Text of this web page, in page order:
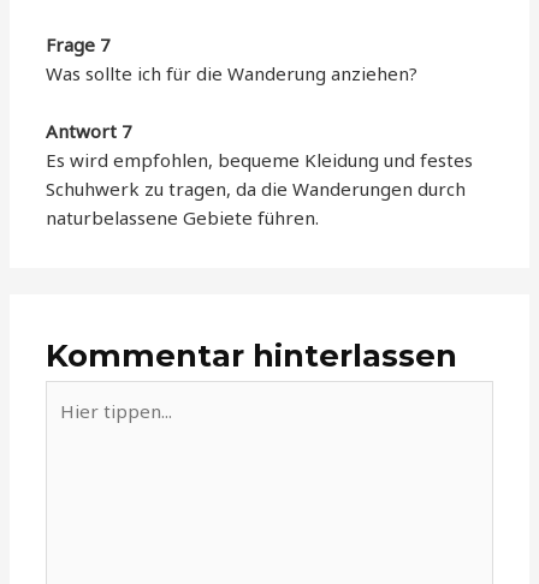
Frage 7
Was sollte ich für die Wanderung anziehen?
Antwort 7
Es wird empfohlen, bequeme Kleidung und festes
Schuhwerk zu tragen, da die Wanderungen durch
naturbelassene Gebiete führen.
Kommentar hinterlassen
tippen...